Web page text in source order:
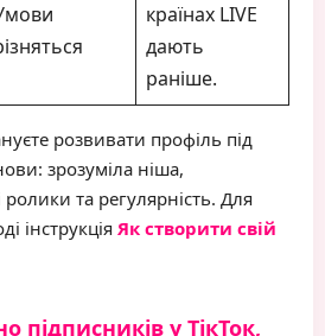
країнах LIVE
дають
раніше.
розвивати профіль під
зрозуміла ніша,
та регулярність. Для
інструкція Як створити свій
підписників у ТікТок,